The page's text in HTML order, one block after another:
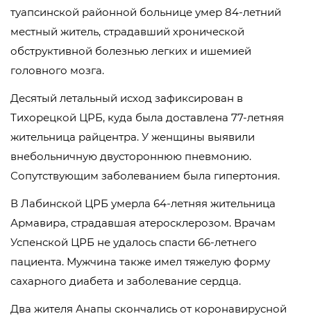
туапсинской районной больнице умер 84-летний
местный житель, страдавший хронической
обструктивной болезнью легких и ишемией
головного мозга.
Десятый летальный исход зафиксирован в
Тихорецкой ЦРБ, куда была доставлена 77-летняя
жительница райцентра. У женщины выявили
внебольничную двустороннюю пневмонию.
Сопутствующим заболеванием была гипертония.
В Лабинской ЦРБ умерла 64-летняя жительница
Армавира, страдавшая атеросклерозом. Врачам
Успенской ЦРБ не удалось спасти 66-летнего
пациента. Мужчина также имел тяжелую форму
сахарного диабета и заболевание сердца.
Два жителя Анапы скончались от коронавирусной